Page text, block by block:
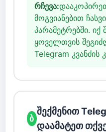
რჩევა:
მოგვიანებით
პარამეტრებში. იქ
ყოველთვის
Telegram კვანძის
ბ
შექმენით
დაამატეთ